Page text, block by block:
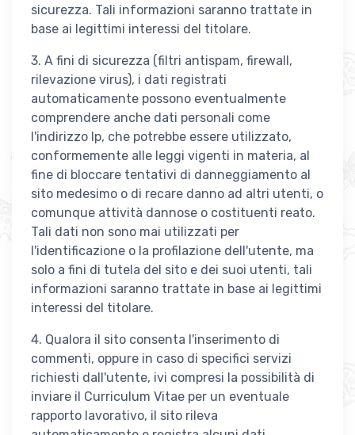
sicurezza. Tali informazioni saranno trattate in
base ai legittimi interessi del titolare.
3. A fini di sicurezza (filtri antispam, firewall,
rilevazione virus), i dati registrati
automaticamente possono eventualmente
comprendere anche dati personali come
l'indirizzo Ip, che potrebbe essere utilizzato,
conformemente alle leggi vigenti in materia, al
fine di bloccare tentativi di danneggiamento al
sito medesimo o di recare danno ad altri utenti, o
comunque attività dannose o costituenti reato.
Tali dati non sono mai utilizzati per
l'identificazione o la profilazione dell'utente, ma
solo a fini di tutela del sito e dei suoi utenti, tali
informazioni saranno trattate in base ai legittimi
interessi del titolare.
4. Qualora il sito consenta l'inserimento di
commenti, oppure in caso di specifici servizi
richiesti dall'utente, ivi compresi la possibilità di
inviare il Curriculum Vitae per un eventuale
rapporto lavorativo, il sito rileva